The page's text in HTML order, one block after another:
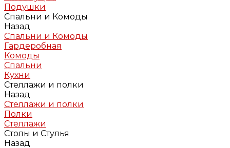
Подушки
Спальни и Комоды
Назад
Спальни и Комоды
Гардеробная
Комоды
Спальни
Кухни
Стеллажи и полки
Назад
Стеллажи и полки
Полки
Стеллажи
Столы и Стулья
Назад